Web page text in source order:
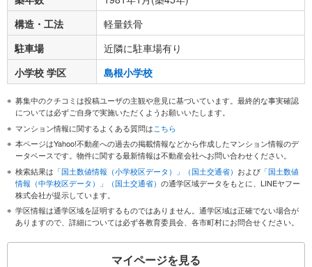
構造・工法
軽量鉄骨
駐車場
近隣に駐車場有り
小学校 学区
島根小学校
募集中のクチコミは投稿ユーザの主観や意見に基づいています。最終的な事実確認
については必ずご自身で実施いただくようお願いいたします。
マンション情報に関するよくある質問はこちら
本ページはYahoo!不動産への過去の掲載情報などから作成したマンション情報のデ
ータベースです。物件に関する最新情報は不動産会社へお問い合わせください。
検索結果は 「国土数値情報（小学校区データ）」（国土交通省） および 「国土数値
情報（中学校区データ）」（国土交通省） の通学区域データをもとに、LINEヤフー
株式会社が提示しています。
学区情報は通学区域を証明するものではありません。通学区域は正確でない場合が
ありますので、詳細については必ず各教育委員会、各市町村にお問合せください。
マイページを見る